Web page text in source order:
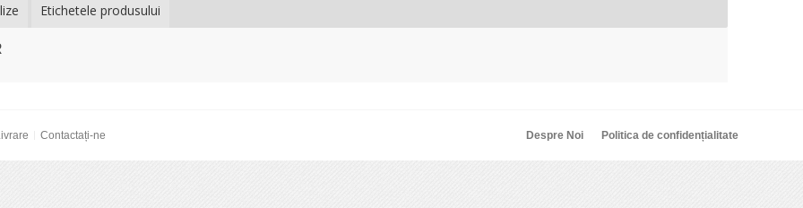
Etichetele produsului
Contactați-ne Despre Noi Politica de confidențialitate